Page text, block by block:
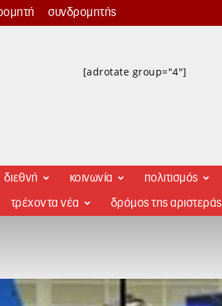
συνδρομητής
[adrotate group="4"]
διεθνή κοινωνία πολιτισμός
τρέχοντα νέα δρόμος της αριστεράς